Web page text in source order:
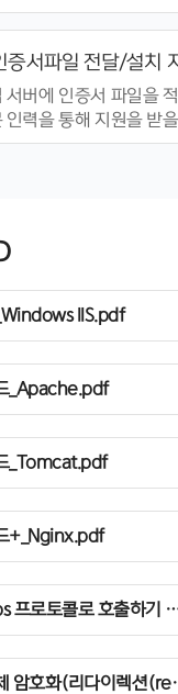
증서파일 전달/설치
서버에 인증서 파일을
인력을 통해 지원을 받
IIS.pdf
_Apache.pdf
_Tomcat.pdf
+_Nginx.pdf
전체 암호화(https 프로토콜로
(아파치 서버)전